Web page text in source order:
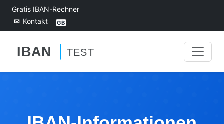
Gratis IBAN-Rechner
Kontakt